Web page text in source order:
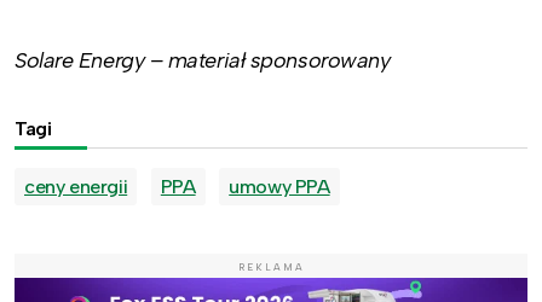
Solare Energy – materiał sponsorowany
Tagi
ceny energii PPA umowy PPA
REKLAMA